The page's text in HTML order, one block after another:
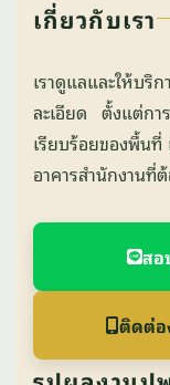
เกี่ยวกับเรา
เราดูแลและให้บริ
ละเอียด ตั้งแต่ก
เรียบร้อยของพื้นที่
อาคารสำนักงานที่
สอ
ติดต่อ